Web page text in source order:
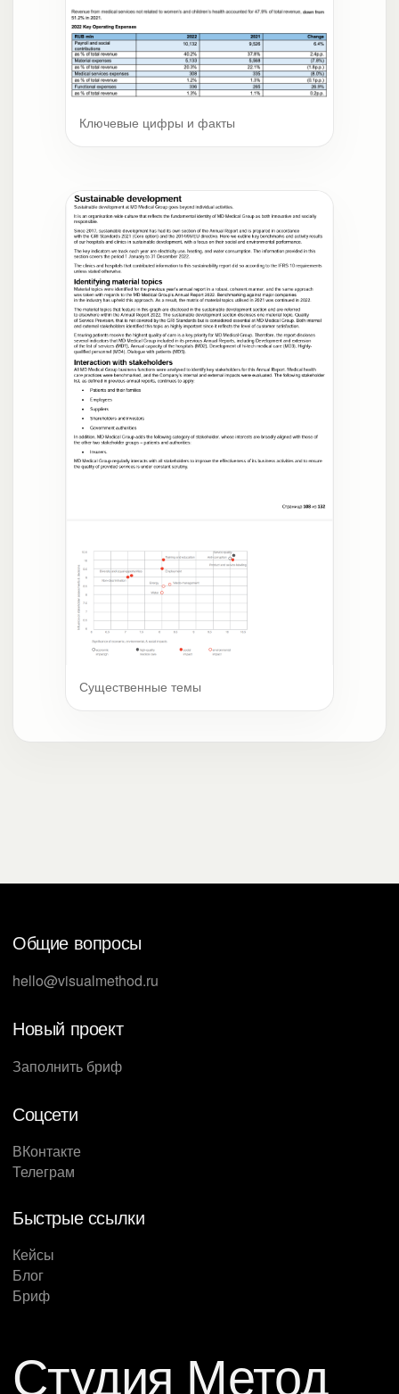
Ключевые цифры и факты
Существенные темы
Общие вопросы
hello@visualmethod.ru
Новый проект
Заполнить бриф
Соцсети
ВКонтакте
Телеграм
Быстрые ссылки
Кейсы
Блог
Бриф
Студия Метод